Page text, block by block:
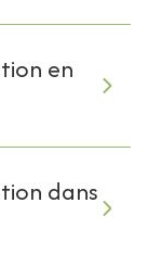
en
dans